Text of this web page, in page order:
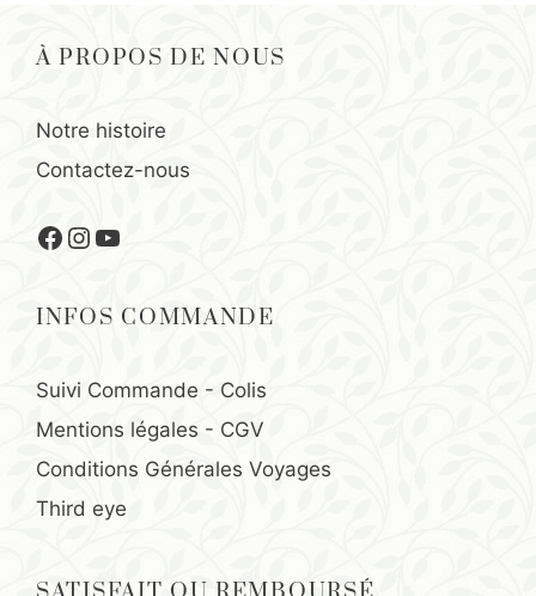
À PROPOS DE NOUS
Notre histoire
Contactez-nous
Facebook
Instagram
YouTube
INFOS COMMANDE
Suivi Commande - Colis
Mentions légales - CGV
Conditions Générales Voyages
Third eye